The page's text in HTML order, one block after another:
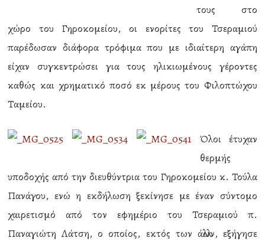
τους στο
χώρο του Γηροκομείου, οι ενορίτες του Τσεραμιού
παρέδωσαν διάφορα τρόφιμα που με ιδιαίτερη αγάπη
είχαν συγκεντρώσει για τους ηλικιωμένους γέροντες
καθώς και χρηματικό ποσό εκ μέρους του Φιλοπτώχου
Ταμείου.
Όλοι έτυχαν
θερμής
υποδοχής από την διευθύντρια του Γηροκομείου κ. Τούλα
Πανάγου, ενώ η εκδήλωση ξεκίνησε με έναν σύντομο
χαιρετισμό από τον εφημέριο του Τσεραμιού π.
Παναγιώτη Λάτση, ο οποίος, εκτός των άλλων, εξήγησε